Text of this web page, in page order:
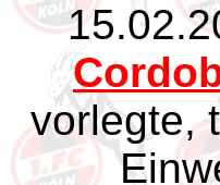
vorlegte,